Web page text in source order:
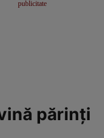
părinți